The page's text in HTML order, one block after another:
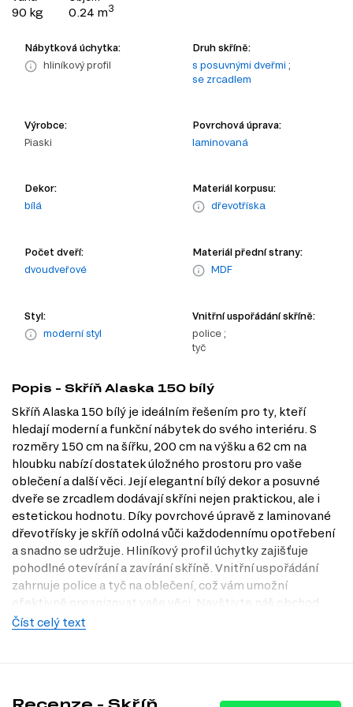
90 kg 0.24 m3
Nábytková úchytka:
hliníkový profil
Druh skříně:
s posuvnými dveřmi ;
se zrcadlem
Výrobce:
Piaski
Povrchová úprava:
laminovaná
Dekor:
bílá
Materiál korpusu:
dřevotříska
Počet dveří:
dvoudveřové
Materiál přední strany:
MDF
Styl:
moderní styl
Vnitřní uspořádání skříně:
police ;
tyč
Popis - Skříň Alaska 150 bílý
Skříň Alaska 150 bílý je ideálním řešením pro ty, kteří
hledají moderní a funkční nábytek do svého interiéru. S
rozměry 150 cm na šířku, 200 cm na výšku a 62 cm na
hloubku nabízí dostatek úložného prostoru pro vaše
oblečení a další věci. Její elegantní bílý dekor a posuvné
dveře se zrcadlem dodávají skříni nejen praktickou, ale i
estetickou hodnotu. Díky povrchové úpravě z laminované
dřevotřísky je skříň odolná vůči každodennímu opotřebení
a snadno se udržuje. Hliníkový profil úchytky zajišťuje
pohodlné otevírání a zavírání skříně. Vnitřní uspořádání
zahrnuje police a tyč na oblečení, což vám umožní
efektivně organizovat vaše věci. Navštivte náš obchod
Dubok.cz a objevte, jak může tato skříň obohatit váš
Číst celý text